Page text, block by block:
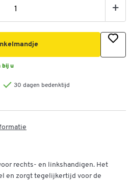
+
bij u
30 dagen bedenktijd
rechts- en linkshandigen. Het
en zorgt tegelijkertijd voor de